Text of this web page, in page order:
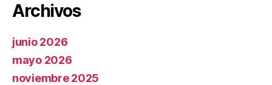
Archivos
junio 2026
mayo 2026
noviembre 2025